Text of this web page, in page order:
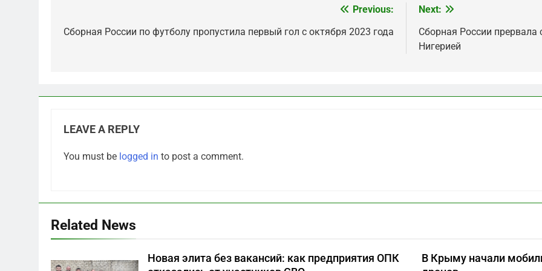
navigation
Previous:
Сборная России по футболу пропустила первый гол с октября 2023 года
Next:
Сборная России
Нигерией
LEAVE A REPLY
You must be logged in to post a comment.
Related News
Новая элита без вакансий: как предприятия ОПК
В Крыму начали
5
Отрезанные от помощи:
руки» после ударов по
складам Wildberries?
6
«Ростех» разъедают
оборонный завод идёт ко
САНКТ-ПЕТЕРБУРГ И ОБЛАСТЬ